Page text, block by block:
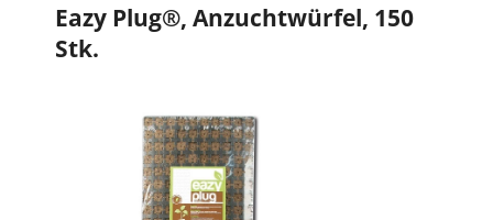
Eazy Plug®, Anzuchtwürfel, 150
Stk.